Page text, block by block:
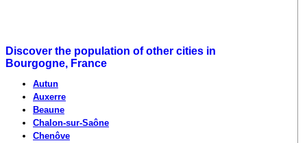
Discover the population of other cities in
Bourgogne, France
Autun
Auxerre
Beaune
Chalon-sur-Saône
Chenôve